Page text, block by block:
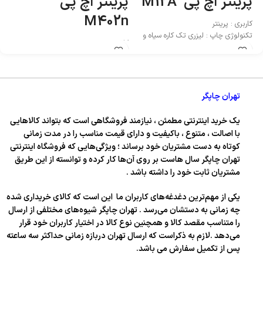
کاربری : پرینتر
تکنولوژی چاپ : لیزری تک کاره سیاه و
سفید
M402n
کاربری : پرینتر
تهران چاپگر
یک خرید اینترنتی مطمئن ، نیازمند فروشگاهی است که بتواند کالاهایی
با اصالت ، متنوع ، باکیفیت و دارای قیمت مناسب را در مدت زمانی
کوتاه به دست مشتریان خود برساند ؛ ویژگی‌هایی که فروشگاه اینترنتی
تهران چاپگر سال‌ هاست بر روی آن‌ها کار کرده و توانسته از این طریق
مشتریان ثابت خود را داشته باشد .
یکی از مهم‌ترین دغدغه‌های کاربران ما این است که کالای خریداری شده
چه زمانی به دستشان می‌رسد . تهران چاپگر شیوه‌های مختلفی از ارسال
را متناسب مقصد کالا و همچنین نوع کالا در اختیار کاربران خود قرار
می‌دهد .لازم به ذکراست که ارسال تهران دربازه زمانی حداکثر سه ساعته
پس از تکمیل سفارش می باشد.